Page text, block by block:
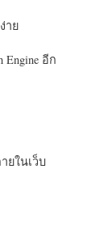
าย
อีก
ยในเว็บ